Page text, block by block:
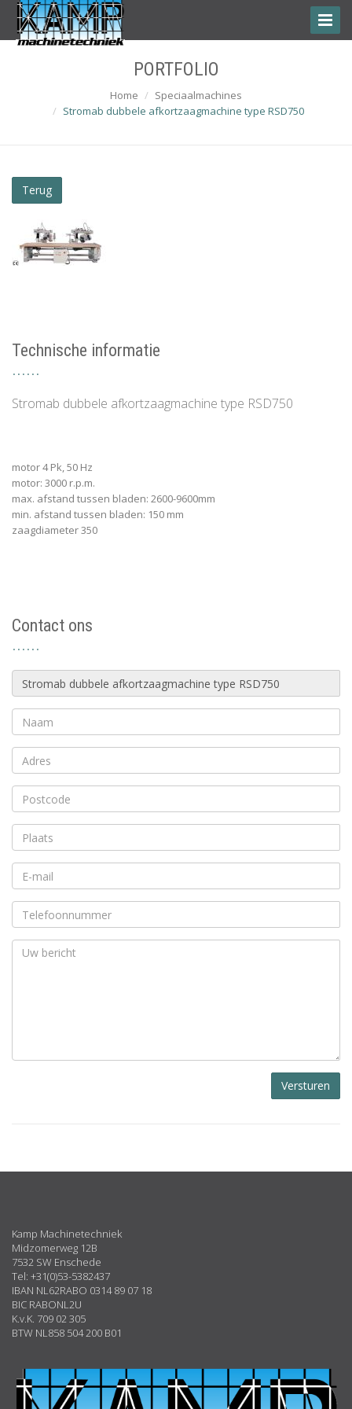
Toggle
PORTFOLIO
Home
Speciaalmachines
Stromab dubbele afkortzaagmachine type RSD750
Terug
Technische informatie
Stromab dubbele afkortzaagmachine type RSD750
motor 4 Pk, 50 Hz
motor: 3000 r.p.m.
max. afstand tussen bladen: 2600-9600mm
min. afstand tussen bladen: 150 mm
zaagdiameter 350
Contact ons
Versturen
US
Kamp Machinetechniek
Midzomerweg 12B
7532 SW Enschede
Tel: +31(0)53-5382437
IBAN NL62RABO 0314 89 07 18
BIC RABONL2U
K.v.K. 709 02 305
BTW NL858 504 200 B01